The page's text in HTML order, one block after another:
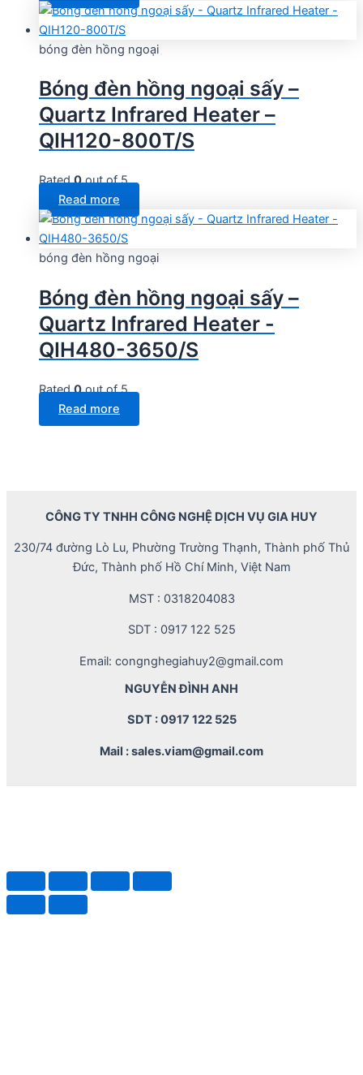
bóng đèn hồng ngoại
Bóng đèn hồng ngoại sấy –
Quartz Infrared Heater –
QIH120-800T/S
Rated0out of 5
Read more
bóng đèn hồng ngoại
Bóng đèn hồng ngoại sấy –
Quartz Infrared Heater -
QIH480-3650/S
Rated0out of 5
Read more
CÔNG TY TNHH CÔNG NGHỆ DỊCH VỤ GIA HUY
230/74 đường Lò Lu, Phường Trường Thạnh, Thành phố Thủ
Đức, Thành phố Hồ Chí Minh, Việt Nam
MST : 0318204083
SDT : 0917 122 525
Email: congnghegiahuy2@gmail.com
NGUYỄN ĐÌNH ANH
SDT : 0917 122 525
Mail : sales.viam@gmail.com